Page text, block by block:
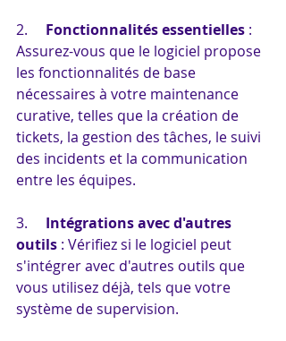
2. Fonctionnalités essentielles :
Assurez-vous que le logiciel propose
les fonctionnalités de base
nécessaires à votre maintenance
curative, telles que la création de
tickets, la gestion des tâches, le suivi
des incidents et la communication
entre les équipes.
3. Intégrations avec d'autres
outils : Vérifiez si le logiciel peut
s'intégrer avec d'autres outils que
vous utilisez déjà, tels que votre
système de supervision.